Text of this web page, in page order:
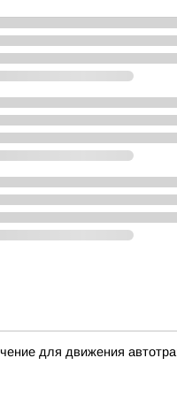
для движения